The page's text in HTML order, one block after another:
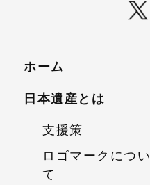
ホーム
日本遺産とは
支援策
ロゴマークについ
て